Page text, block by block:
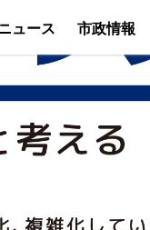
ュース 市政情報